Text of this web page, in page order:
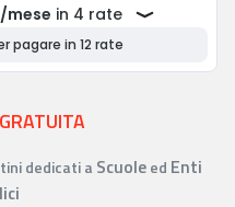
dedicati a Scuoleed Enti